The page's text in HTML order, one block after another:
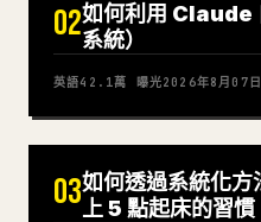
02如何利用 Claude
系統）
英語42.1萬 曝光2026年8月07日
03如何透過系統化方
上 5 點起床的習慣